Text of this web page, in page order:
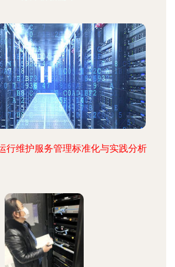
行维护服务管理标准化与实践分析